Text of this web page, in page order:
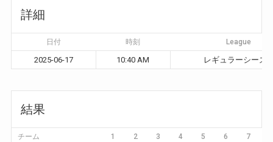
詳細
日付 時刻 League
2025-06-17 10:40 AM レギュラーシーズ
結果
チーム 1 2 3 4 5 6 7